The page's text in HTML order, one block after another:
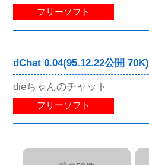
フリーソフト
dChat 0.04(95.12.22公開 70K)
dieちゃんのチャット
フリーソフト